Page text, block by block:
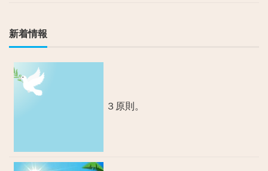
新着情報
３原則。